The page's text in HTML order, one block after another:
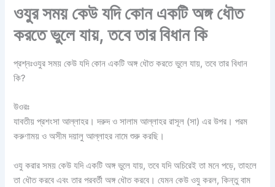
ওযুর সময় কেউ যদি কোন একটি অঙ্গ ধৌত
করতে ভুলে যায়, তবে তার বিধান কি
প্রশ্নঃওযুর সময় কেউ যদি কোন একটি অঙ্গ ধৌত করতে ভুলে যায়, তবে তার বিধান
কি?
উওরঃ
যাবতীয় প্রশংসা আল্লাহর। দরুদ ও সালাম আল্লাহর রাসূল (সা) এর উপর। পরম
করুণাময় ও অসীম দয়ালু আল্লাহর নামে শুরু করছি।
ওযু করার সময় কেউ যদি একটি অঙ্গ ভুলে যায়, তবে যদি অচিরেই তা মনে পড়ে, তাহলে
তা ধৌত করবে এবং তার পরবর্তী অঙ্গ ধৌত করবে। যেমন কেউ ওযু করল, কিন্তু বাম
s